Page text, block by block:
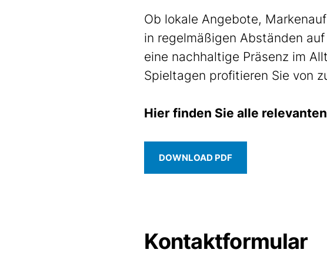
Ob lokale Angebote,
in regelmäßigen Abständen
eine nachhaltige Präsenz im
Spieltagen profitieren Sie von
Hier finden Sie alle
DOWNLOAD PDF
Kontaktformular